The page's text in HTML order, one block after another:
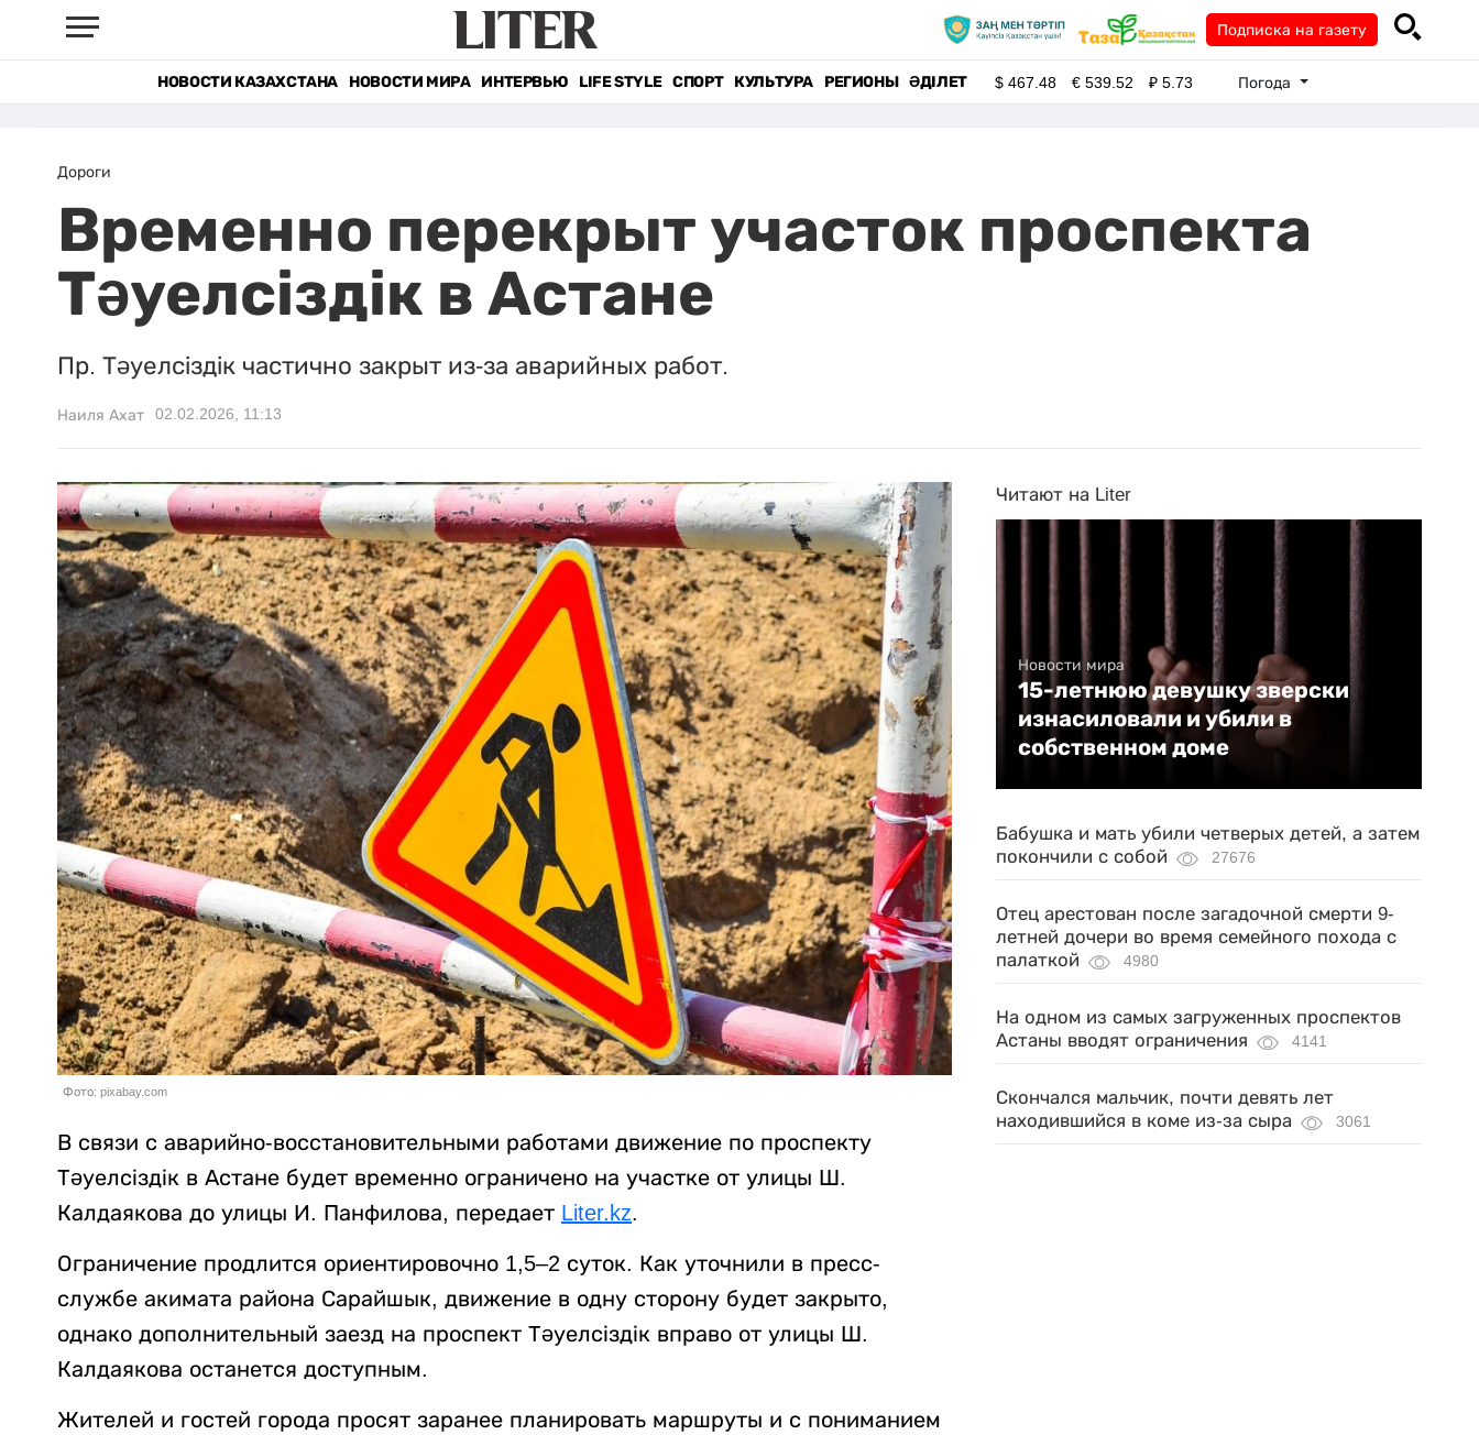
Подписка на газету
НОВОСТИ КАЗАХСТАНА НОВОСТИ МИРА ИНТЕРВЬЮ LIFE STYLE СПОРТ КУЛЬТУРА РЕГИОНЫ ӘДІЛЕТ $467.48 €539.52 ₽5.73 Погода
Дороги
Временно перекрыт участок проспекта
Тәуелсіздік в Астане
Пр. Тәуелсіздік частично закрыт из-за аварийных работ.
Наиля Ахат 02.02.2026, 11:13
Фото: pixabay.com
В связи с аварийно-восстановительными работами движение по проспекту
Тәуелсіздік в Астане будет временно ограничено на участке от улицы Ш.
Калдаякова до улицы И. Панфилова, передает Liter.kz.
Ограничение продлится ориентировочно 1,5–2 суток. Как уточнили в пресс-
службе акимата района Сарайшык, движение в одну сторону будет закрыто,
однако дополнительный заезд на проспект Тәуелсіздік вправо от улицы Ш.
Калдаякова останется доступным.
Жителей и гостей города просят заранее планировать маршруты и с пониманием
Читают на Liter
Новости мира
15-летнюю девушку зверски
изнасиловали и убили в
собственном доме
Бабушка и мать убили четверых детей, а затем
покончили с собой
27676
Отец арестован после загадочной смерти 9-
летней дочери во время семейного похода с
палаткой
4980
На одном из самых загруженных проспектов
Астаны вводят ограничения
4141
Скончался мальчик, почти девять лет
находившийся в коме из-за сыра
3061